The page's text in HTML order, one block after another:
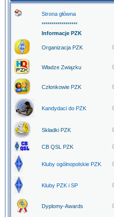
Strona główna
******************
Informacje PZK
Organizacja PZK
Władze Związku
Członkowie PZK
Kandydaci do PZK
Składki PZK
CB QSL PZK
Kluby ogólnopolskie PZK
Kluby PZK i SP
Dyplomy-Awards